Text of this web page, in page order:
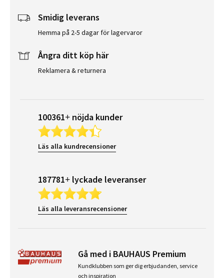
Smidig leverans
Hemma på 2-5 dagar för lagervaror
Ångra ditt köp här
Reklamera & returnera
100361+ nöjda kunder
Läs alla kundrecensioner
187781+ lyckade leveranser
Läs alla leveransrecensioner
Gå med i BAUHAUS Premium
Kundklubben som ger dig erbjudanden, service
och inspiration